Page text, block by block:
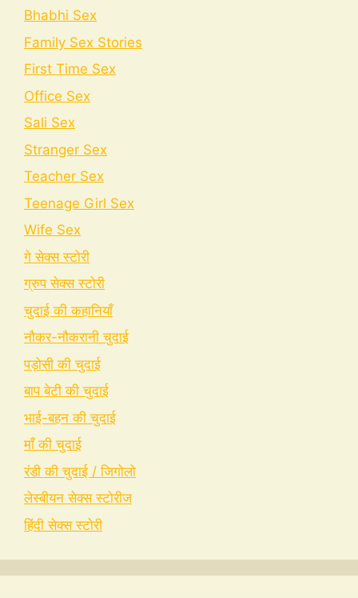
Bhabhi Sex
Family Sex Stories
First Time Sex
Office Sex
Sali Sex
Stranger Sex
Teacher Sex
Teenage Girl Sex
Wife Sex
गे सेक्स स्टोरी
ग्रुप सेक्स स्टोरी
चुदाई की कहानियाँ
नौकर-नौकरानी चुदाई
पड़ोसी की चुदाई
बाप बेटी की चुदाई
भाई-बहन की चुदाई
माँ की चुदाई
रंडी की चुदाई / जिगोलो
लेस्बीयन सेक्स स्टोरीज
हिंदी सेक्स स्टोरी